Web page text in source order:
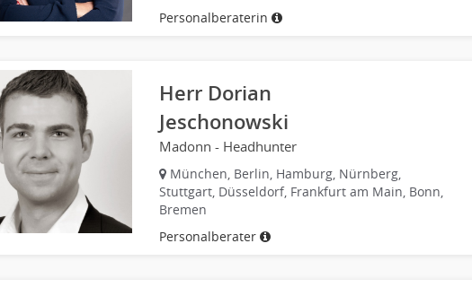
Personalberaterin
Herr Dorian
Jeschonowski
Madonn - Headhunter
München, Berlin, Hamburg, Nürnberg,
Stuttgart, Düsseldorf, Frankfurt am Main, Bonn,
Bremen
Personalberater